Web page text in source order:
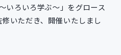
いろいろ学ぶ～」をグロース
いただき、開催いたしまし